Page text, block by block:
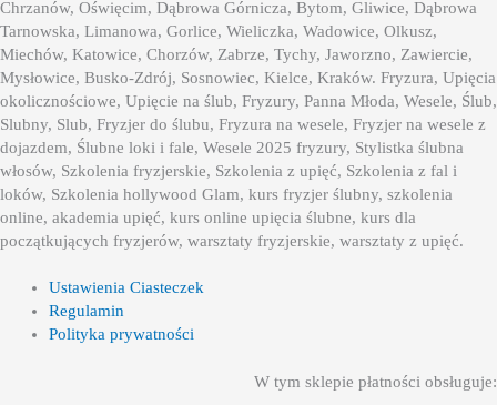
Chrzanów, Oświęcim, Dąbrowa Górnicza, Bytom, Gliwice, Dąbrowa
Tarnowska, Limanowa, Gorlice, Wieliczka, Wadowice, Olkusz,
Miechów, Katowice, Chorzów, Zabrze, Tychy, Jaworzno, Zawiercie,
Mysłowice, Busko-Zdrój, Sosnowiec, Kielce, Kraków. Fryzura, Upięcia
okolicznościowe, Upięcie na ślub, Fryzury, Panna Młoda, Wesele, Ślub,
Slubny, Slub, Fryzjer do ślubu, Fryzura na wesele, Fryzjer na wesele z
dojazdem, Ślubne loki i fale, Wesele 2025 fryzury, Stylistka ślubna
włosów, Szkolenia fryzjerskie, Szkolenia z upięć, Szkolenia z fal i
loków, Szkolenia hollywood Glam, kurs fryzjer ślubny, szkolenia
online, akademia upięć, kurs online upięcia ślubne, kurs dla
początkujących fryzjerów, warsztaty fryzjerskie, warsztaty z upięć.
Ustawienia Ciasteczek
Regulamin
Polityka prywatności
W tym sklepie płatności obsługuje: